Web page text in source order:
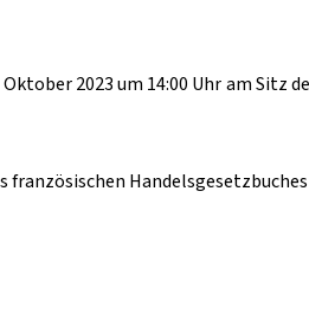
2023 um 14:00 Uhr am Sitz
Handelsgesetzbuches